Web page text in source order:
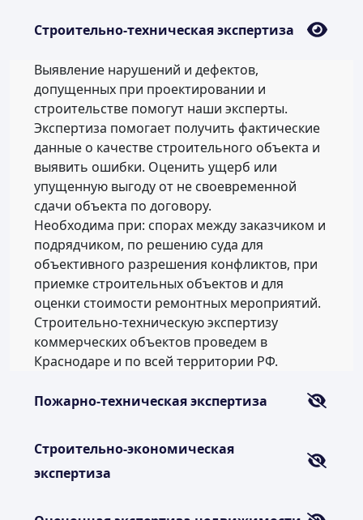
Строительно-техническая экспертиза
Выявление нарушений и дефектов,
допущенных при проектировании и
строительстве помогут наши эксперты.
Экспертиза помогает получить фактические
данные о качестве строительного объекта и
выявить ошибки. Оценить ущерб или
упущенную выгоду от не своевременной
сдачи объекта по договору.
Необходима при: спорах между заказчиком и
подрядчиком, по решению суда для
объективного разрешения конфликтов, при
приемке строительных объектов и для
оценки стоимости ремонтных мероприятий.
Строительно-техническую экспертизу
коммерческих объектов проведем в
Краснодаре и по всей территории РФ.
Пожарно-техническая экспертиза
Строительно-экономическая
экспертиза